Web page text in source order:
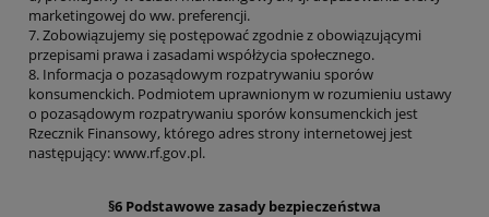
marketingowej do ww. preferencji.
7. Zobowiązujemy się postępować zgodnie z obowiązującymi
przepisami prawa i zasadami współżycia społecznego.
8. Informacja o pozasądowym rozpatrywaniu sporów
konsumenckich. Podmiotem uprawnionym w rozumieniu ustawy
o pozasądowym rozpatrywaniu sporów konsumenckich jest
Rzecznik Finansowy, którego adres strony internetowej jest
następujący: www.rf.gov.pl.
§6 Podstawowe zasady bezpieczeństwa